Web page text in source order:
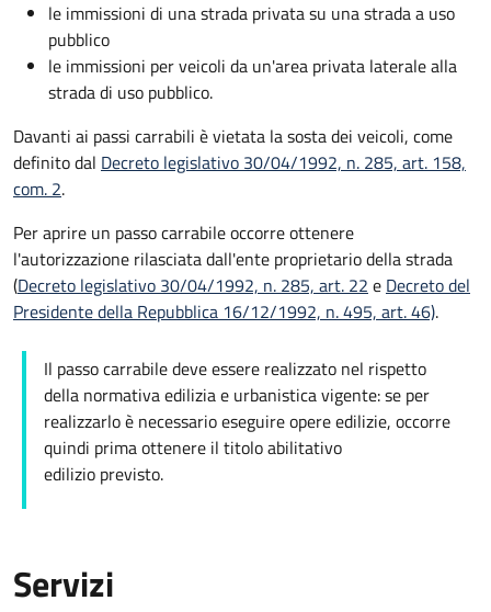
le immissioni di una strada privata su una strada a uso
pubblico
le immissioni per veicoli da un'area privata laterale alla
strada di uso pubblico.
Davanti ai passi carrabili è vietata la sosta dei veicoli, come
definito dal Decreto legislativo 30/04/1992, n. 285, art. 158,
com. 2.
Per aprire un passo carrabile occorre ottenere
l'autorizzazione rilasciata dall'ente proprietario della strada
(Decreto legislativo 30/04/1992, n. 285, art. 22 e Decreto del
Presidente della Repubblica 16/12/1992, n. 495, art. 46).
Il passo carrabile deve essere realizzato nel rispetto
della normativa edilizia e urbanistica vigente: se per
realizzarlo è necessario eseguire opere edilizie, occorre
quindi prima ottenere il titolo abilitativo
edilizio previsto.
Servizi